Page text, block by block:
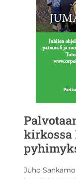
kirkossa
Juho